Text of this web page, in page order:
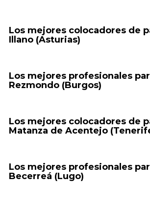
Los mejores colocadores de
Illano (Asturias)
Los mejores profesionales
Rezmondo (Burgos)
Los mejores colocadores de
Matanza de Acentejo
Los mejores profesionales
Becerreá (Lugo)